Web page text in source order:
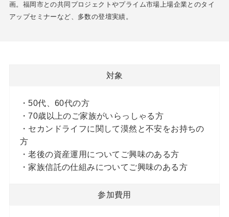
画。福岡市との共同プロジェクトやプライム市場上場企業とのタイ
アップセミナーなど、多数の登壇実績。
対象
・50代、60代の方
・70歳以上のご家族がいらっしゃる方
・セカンドライフに関して漠然と不安をお持ちの
方
・老後の資産運用についてご興味のある方
・家族信託の仕組みについてご興味のある方
参加費用